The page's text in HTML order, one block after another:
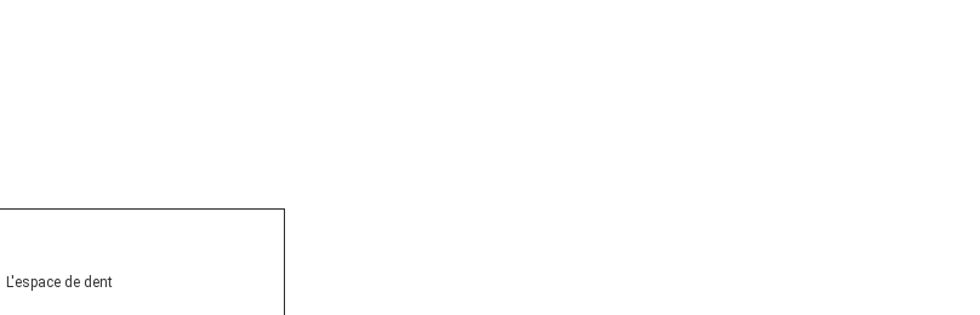
L'espace de dent